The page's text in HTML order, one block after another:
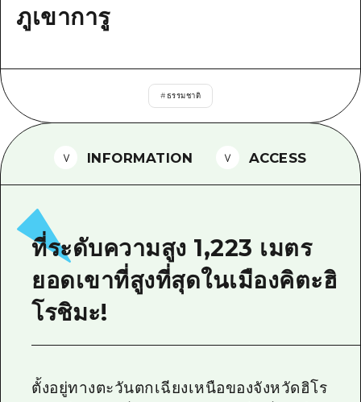
มาตรฐาน
การรักษา
ธรรมชาติ
ชิมาเนะ
ตั๋วเที่ยวคุ้มค่าตั๋วเที่ยวคุ้มค่า
ฮิโรชิม่า ฟรี Wi-Fi
คำถามที่พบบ่อย
ดาวน์โหลดรูปภาพ
ภูเขาการู
#ธรรมชาติ
INFORMATION ACCESS
ที่ระดับความสูง 1,223 เมตร
ยอดเขาที่สูงที่สุดในเมืองคิตะฮิ
โรชิมะ!
ตั้งอยู่ทางตะวันตกเฉียงเหนือของจังหวัดฮิโร